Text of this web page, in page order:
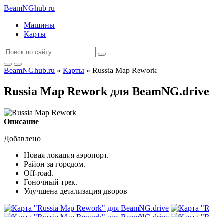
BeamNGhub ru
Машины
Карты
BeamNGhub.ru » Карты » Russia Map Rework
Russia Map Rework для BeamNG.drive
Описание
Добавлено
Новая локация аэропорт.
Район за городом.
Off-road.
Гоночный трек.
Улучшена детализация дворов